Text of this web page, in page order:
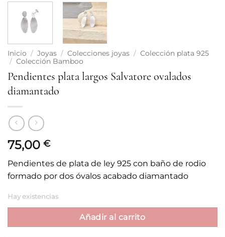
Inicio / Joyas / Colecciones joyas / Colección plata 925
/ Colección Bamboo
Pendientes plata largos Salvatore ovalados
diamantado
75,00 €
Pendientes de plata de ley 925 con baño de rodio
formado por dos óvalos acabado diamantado
Hay existencias
Añadir al carrito